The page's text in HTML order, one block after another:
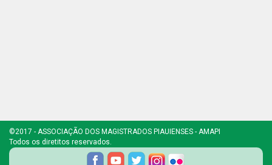
©2017 - ASSOCIAÇÃO DOS MAGISTRADOS PIAUIENSES - AMAPI
Todos os diretitos reservados.